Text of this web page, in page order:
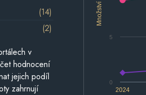
Množství
2024
0
5
(14)
(2)
v
hodnocení
jejich podíl
zahrnují